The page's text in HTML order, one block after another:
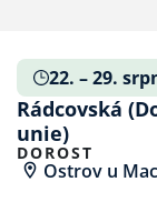
22. – 29.
Rádcovská
unie)
DOROST
Ostrov u